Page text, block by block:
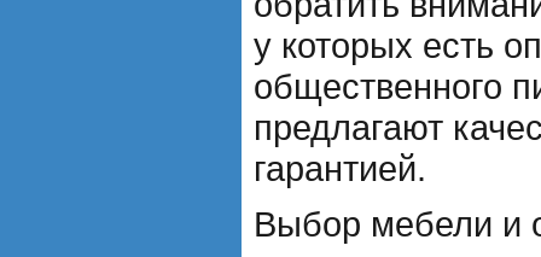
у которых есть
общественного
предлагают
гарантией.
Выбор мебели и